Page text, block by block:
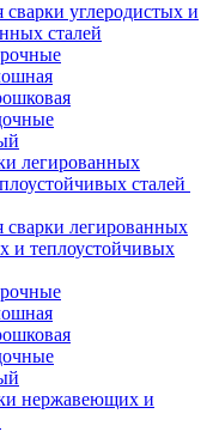
углеродистых и
сталей
легированных
сталей
легированных
и теплоустойчивых
нержавеющих и